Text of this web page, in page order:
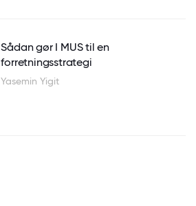
Sådan gør I MUS til en
forretningsstrategi
Yasemin Yigit